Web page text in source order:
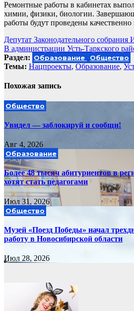
Ремонтные работы в кабинетах
химии, физики, биологии.
работы будут проведены
Навигация
по
записям
Депутат Законодательного собрания
В администрации Усть-Таркского
Раздел: Образование Общество
Темы: Нацпроекты, Образование,
Похожая запись
Общество
Увидел — заблокируй и сообщи!
Авг 4, 2026
Образование
Более 48 тысяч абитуриентов в
хотят стать педагогами
Июл 31, 2026
Общество
Музей «Поезд Победы» начал
работу в Новосибирской области
Июл 28, 2026